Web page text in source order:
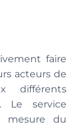
faire
acteurs de
différents
Le service
mesure du